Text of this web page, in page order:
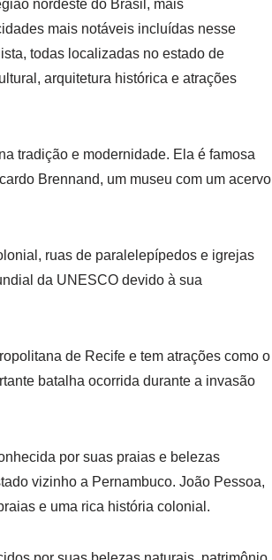
nordeste do Brasil, mais
mais notáveis incluídas nesse
todas localizadas no estado de
arquitetura histórica e atrações
tradição e modernidade. Ela é famosa
Brennand, um museu com um acervo
ruas de paralelepípedos e igrejas
da UNESCO devido à sua
de Recife e tem atrações como o
batalha ocorrida durante a invasão
por suas praias e belezas
vizinho a Pernambuco. João Pessoa,
e uma rica história colonial.